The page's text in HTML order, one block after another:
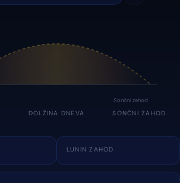
Sončni zahod
DOLŽINA DNEVA SONČNI ZAHOD
LUNIN ZAHOD